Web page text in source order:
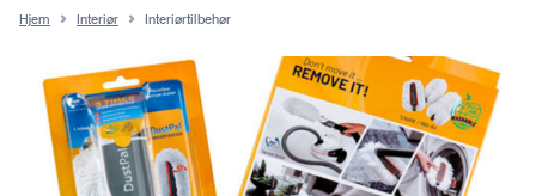
Hjem Interiør Interiørtilbehør